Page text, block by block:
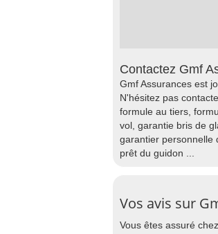
Contactez Gmf
Gmf Assurances est
N'hésitez pas
formule au tiers,
vol, garantie bris de
garantier personnelle
prêt du guidon ...
Vos avis sur
Vous êtes assuré